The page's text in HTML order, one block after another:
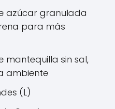
azúcar granulada
para más
mantequilla sin sal,
ambiente
(L)